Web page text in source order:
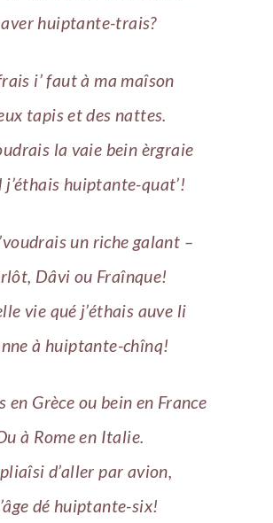
huiptante-trais?
i’ faut à ma maîson
tapis et des nattes.
la vaie bein èrgraie
j’éthais huiptante-quat’!
un riche galant –
Dâvi ou Fraînque!
vie qué j’éthais auve li
à huiptante-chînq!
en Grèce ou bein en France
à Rome en Italie.
d’aller par avion,
dé huiptante-six!